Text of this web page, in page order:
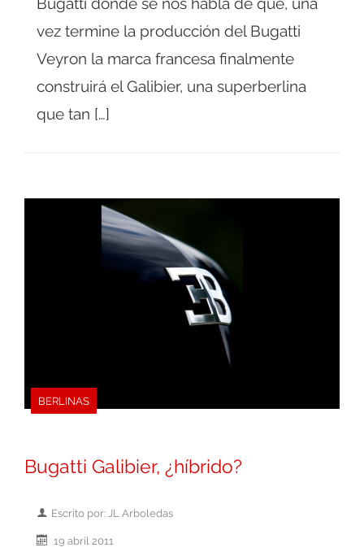
vez termine la producción del Bugatti
Veyron la marca francesa finalmente
construirá el Galibier, una superberlina
que tan […]
BERLINAS
Bugatti Galibier, ¿híbrido?
Escrito por: JL Arboledas
19 abril 2011